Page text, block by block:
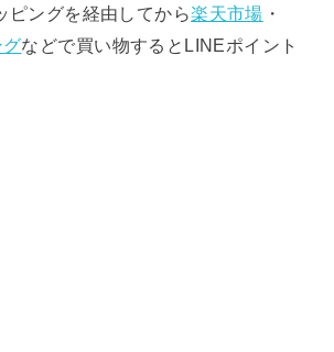
ピングを経由してから楽天市場 ・
などで買い物するとLINEポイント